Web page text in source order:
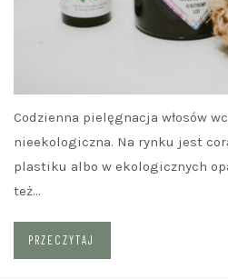
Codzienna pielęgnacja włosów
nieekologiczna. Na rynku jest
plastiku albo w ekologicznych
też…
PRZECZYTAJ